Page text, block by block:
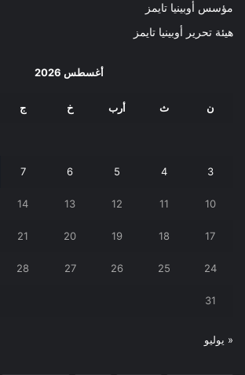
مؤسس أوبينيا تايمز
هيئة تحرير أوبينيا تايمز
أغسطس 2026
ن ث أرب خ ج
3
4
5
6
7
10
11
12
13
14
17
18
19
20
21
24
25
26
27
28
31
« يوليو